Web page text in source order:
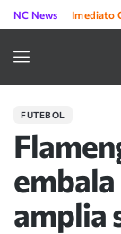
NC News Imediato
FUTEBOL
amplia